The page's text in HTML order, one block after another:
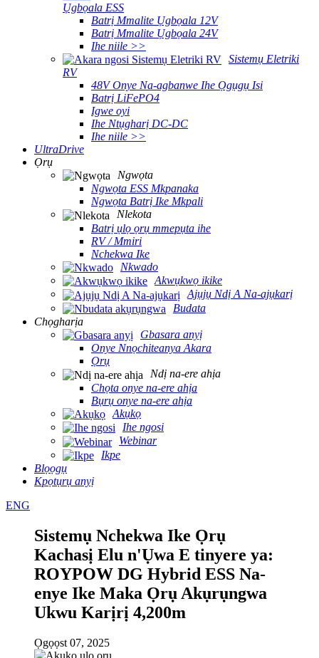
Ụgbọala ESS
Batrị Mmalite Ụgbọala 12V
Batrị Mmalite Ụgbọala 24V
Ihe niile >>
Sistemụ Eletriki
RV
48V Onye Na-agbanwe Ihe Ọgụgụ Isi
Batrị LiFePO4
Igwe oyi
Ihe Ntụgharị DC-DC
Ihe niile >>
UltraDrive
Ọrụ
Ngwọta
Ngwọta ESS Mkpanaka
Ngwọta Batrị Ike Mkpali
Nlekota
Batrị ụlọ ọrụ mmepụta ihe
RV / Mmiri
Nchekwa Ike
Nkwado
Akwụkwọ ikike
Ajụjụ Ndị A Na-ajụkarị
Budata
Chọgharịa
Gbasara anyị
Onye Nnọchiteanya Akara
Ọrụ
Ndị na-ere ahịa
Chọta onye na-ere ahịa
Bụrụ onye na-ere ahịa
Akụkọ
Ihe ngosi
Webinar
Ikpe
Blọọgụ
Kpọtụrụ anyị
ENG
Sistemụ Nchekwa Ike Ọrụ
Kachasị Elu n'Ụwa E tinyere ya:
ROYPOW DG Hybrid ESS Na-
enye Ike Maka Ọrụ Akụrụngwa
Ukwu Karịrị 4,200m
Ọgọọst 07, 2025